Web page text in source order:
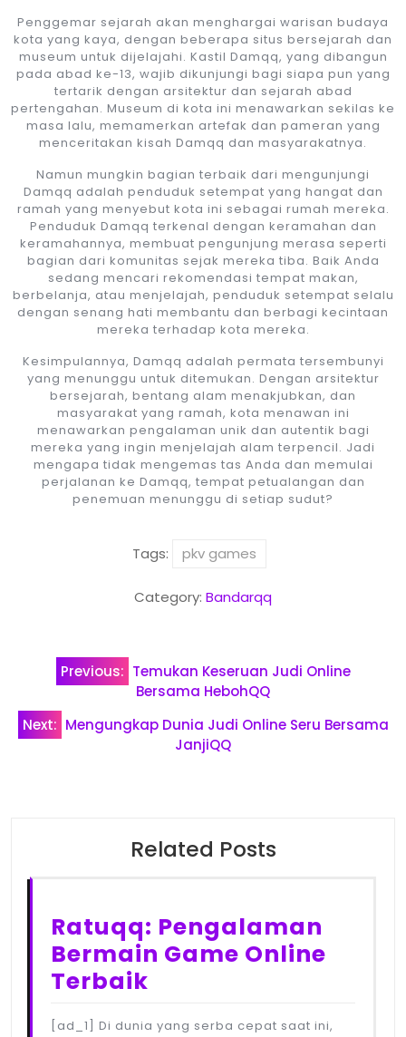
Penggemar sejarah akan menghargai warisan budaya
kota yang kaya, dengan beberapa situs bersejarah dan
museum untuk dijelajahi. Kastil Damqq, yang dibangun
pada abad ke-13, wajib dikunjungi bagi siapa pun yang
tertarik dengan arsitektur dan sejarah abad
pertengahan. Museum di kota ini menawarkan sekilas ke
masa lalu, memamerkan artefak dan pameran yang
menceritakan kisah Damqq dan masyarakatnya.
Namun mungkin bagian terbaik dari mengunjungi
Damqq adalah penduduk setempat yang hangat dan
ramah yang menyebut kota ini sebagai rumah mereka.
Penduduk Damqq terkenal dengan keramahan dan
keramahannya, membuat pengunjung merasa seperti
bagian dari komunitas sejak mereka tiba. Baik Anda
sedang mencari rekomendasi tempat makan,
berbelanja, atau menjelajah, penduduk setempat selalu
dengan senang hati membantu dan berbagi kecintaan
mereka terhadap kota mereka.
Kesimpulannya, Damqq adalah permata tersembunyi
yang menunggu untuk ditemukan. Dengan arsitektur
bersejarah, bentang alam menakjubkan, dan
masyarakat yang ramah, kota menawan ini
menawarkan pengalaman unik dan autentik bagi
mereka yang ingin menjelajah alam terpencil. Jadi
mengapa tidak mengemas tas Anda dan memulai
perjalanan ke Damqq, tempat petualangan dan
penemuan menunggu di setiap sudut?
Tags: pkv games
Category: Bandarqq
Post
navigation
Previous: Temukan Keseruan Judi Online
Bersama HebohQQ
Next: Mengungkap Dunia Judi Online Seru Bersama
JanjiQQ
Related Posts
Ratuqq: Pengalaman
Bermain Game Online
Terbaik
[ad_1] Di dunia yang serba cepat saat ini,